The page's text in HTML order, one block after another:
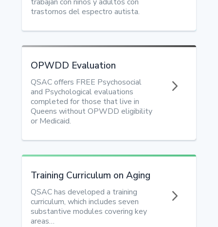
trastornos del espectro autista.
5
OPWDD Evaluation
QSAC offers FREE Psychosocial
and Psychological evaluations
completed for those that live in
Queens without OPWDD eligibility
or Medicaid.
5
Training Curriculum on Aging
QSAC has developed a training
curriculum, which includes seven
substantive modules covering key
areas…